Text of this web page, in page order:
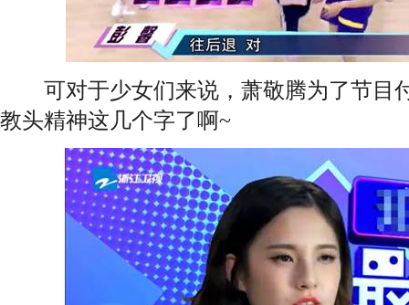
可对于少女们来说，萧敬腾为了节目
教头精神这几个字了啊~